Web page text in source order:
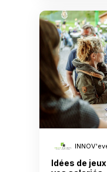
Idées de